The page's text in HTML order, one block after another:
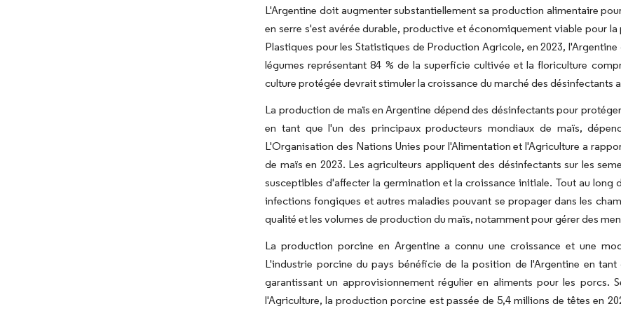
L'Argentine doit augmenter substantiellement sa production alimentaire
en serre s'est avérée durable, productive et économiquement viable pour
Plastiques pour les Statistiques de Production Agricole, en 2023,
légumes représentant 84 % de la superficie cultivée et la floriculture
culture protégée devrait stimuler la croissance du marché des désinfectants
La production de maïs en Argentine dépend des désinfectants pour
en tant que l'un des principaux producteurs mondiaux de maïs,
L'Organisation des Nations Unies pour l'Alimentation et l'Agriculture a
de maïs en 2023. Les agriculteurs appliquent des désinfectants sur les
susceptibles d'affecter la germination et la croissance initiale. Tout au
infections fongiques et autres maladies pouvant se propager dans les
qualité et les volumes de production du maïs, notamment pour gérer des
La production porcine en Argentine a connu une croissance et une
L'industrie porcine du pays bénéficie de la position de l'Argentine en
garantissant un approvisionnement régulier en aliments pour les porcs.
l'Agriculture, la production porcine est passée de 5,4 millions de têtes en